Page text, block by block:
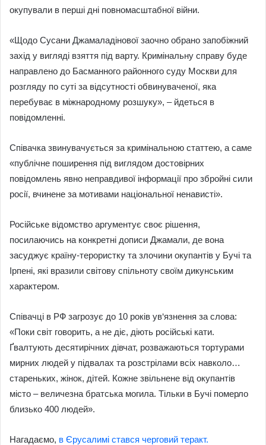
окупували в перші дні повномасштабної війни.
«Щодо Сусани Джамаладінової заочно обрано запобіжний
захід у вигляді взяття під варту. Кримінальну справу буде
направлено до Басманного районного суду Москви для
розгляду по суті за відсутності обвинуваченої, яка
перебуває в міжнародному розшуку», – йдеться в
повідомленні.
Співачка звинувачується за кримінальною статтею, а саме
«публічне поширення під виглядом достовірних
повідомлень явно неправдивої інформації про збройні сили
росії, вчинене за мотивами національної ненависті».
Російське відомство аргументує своє рішення,
посилаючись на конкретні дописи Джамали, де вона
засуджує країну-терористку та злочини окупантів у Бучі та
Ірпені, які вразили світову спільноту своїм дикунським
характером.
Співачці в РФ загрозує до 10 років ув‘язнення за слова:
«Поки світ говорить, а не діє, діють російські кати.
Ґвалтують десятирічних дівчат, розважаються тортурами
мирних людей у підвалах та розстрілами всіх навколо…
стареньких, жінок, дітей. Кожне звільнене від окупантів
місто – величезна братська могила. Тільки в Бучі померло
близько 400 людей».
Нагадаємо, в Єрусалимі стався черговий теракт.